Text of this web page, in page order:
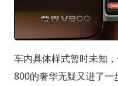
车内具体样式暂时未知
800的奢华无疑又进了一